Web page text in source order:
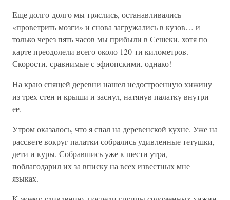
Еще долго-долго мы тряслись, останавливались
«проветрить мозги» и снова загружались в кузов… и
только через пять часов мы прибыли в Сешеки, хотя по
карте преодолели всего около 120-ти километров.
Скорости, сравнимые с эфиопскими, однако!
На краю спящей деревни нашел недостроенную хижину
из трех стен и крыши и заснул, натянув палатку внутри
ее.
Утром оказалось, что я спал на деревенской кухне. Уже на
рассвете вокруг палатки собрались удивленные тетушки,
дети и куры. Собравшись уже к шести утра,
поблагодарил их за вписку на всех известных мне
языках.